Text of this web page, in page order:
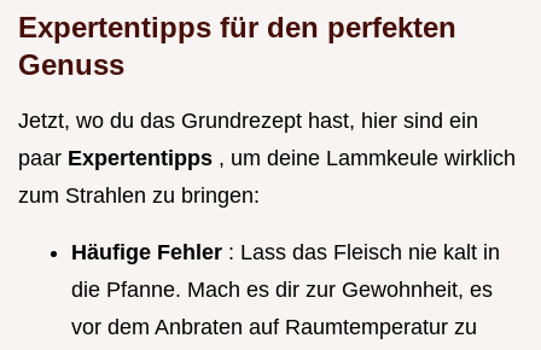
Expertentipps für den perfekten
Genuss
Jetzt, wo du das Grundrezept hast, hier sind ein
paar Expertentipps , um deine Lammkeule wirklich
zum Strahlen zu bringen:
Häufige Fehler : Lass das Fleisch nie kalt in
die Pfanne. Mach es dir zur Gewohnheit, es
vor dem Anbraten auf Raumtemperatur zu